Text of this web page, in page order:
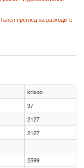
преглед на разходите
krisoo
97
2127
2127
2599